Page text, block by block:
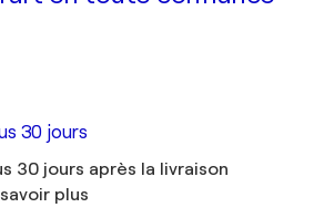
30 jours
30 jours après la livraison
plus